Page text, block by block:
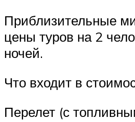
Приблизительные
цены туров на 2
ночей.
Что входит в
Перелет (с